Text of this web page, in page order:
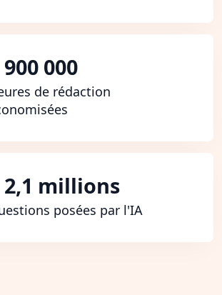
900 000
de rédaction
2,1 millions
posées par l'IA